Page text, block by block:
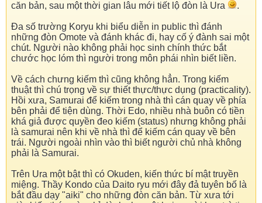
căn bản, sau một thời gian lâu mới tiết lộ đòn là Ura
.
Đa số trường Koryu khi biểu diễn in public thì đánh
những đòn Omote và đánh khác đi, hay cố ý đành sai một
chút. Người nào không phải học sinh chính thức bắt
chước học lóm thì người trong môn phái nhìn biết liền.
Về cách chưng kiếm thì cũng không hẳn. Trong kiếm
thuật thì chú trọng về sự thiết thực/thực dụng (practicality).
Hồi xưa, Samurai để kiếm trong nhà thì cán quay về phía
bên phải để tiện dùng. Thời Edo, nhiều nhà buôn có tiền
khá giả được quyền đeo kiếm (status) nhưng không phải
là samurai nên khi về nhà thì để kiếm cán quay về bên
trái. Người ngoài nhìn vào thì biết người chủ nhà không
phải là Samurai.
Trên Ura một bật thì có Okuden, kiến thức bí mật truyền
miệng. Thầy Kondo của Daito ryu mới đây đả tuyên bố là
bắt đầu dạy "aiki" cho những đòn căn bản. Từ xưa tới